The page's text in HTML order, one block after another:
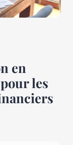
en
les